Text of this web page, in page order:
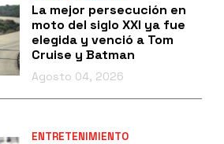
La mejor persecución en
moto del siglo XXI ya fue
elegida y venció a Tom
Cruise y Batman
Agosto 04, 2026
ENTRETENIMIENTO